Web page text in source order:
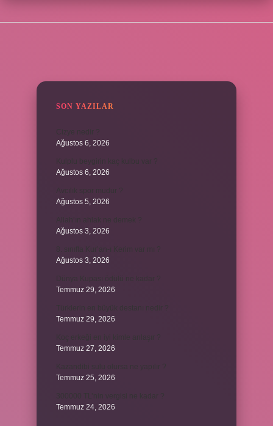
SON YAZILAR
Ağustos 6, 2026
Ağustos 6, 2026
Ağustos 5, 2026
Ağustos 3, 2026
Ağustos 3, 2026
Temmuz 29, 2026
Temmuz 29, 2026
Temmuz 27, 2026
Temmuz 25, 2026
Temmuz 24, 2026